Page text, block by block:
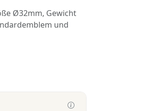
Ø32mm, Gewicht
und